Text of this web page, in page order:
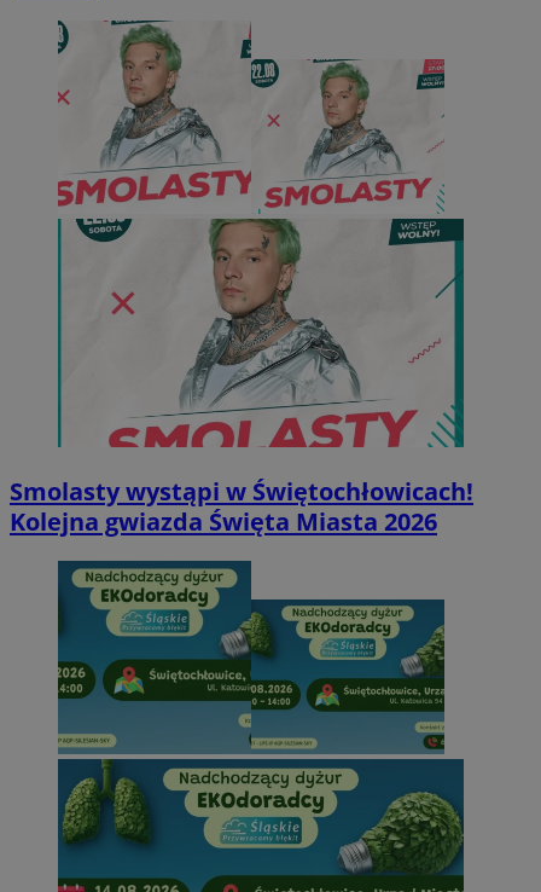
Smolasty wystąpi w Świętochłowicach!
Kolejna gwiazda Święta Miasta 2026